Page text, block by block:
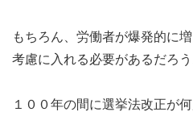
もちろん、労働者が爆発的に
考慮に入れる必要があるだろう
１００年の間に選挙法改正が